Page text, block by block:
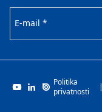
E-mail *
Politika
privatnosti
|